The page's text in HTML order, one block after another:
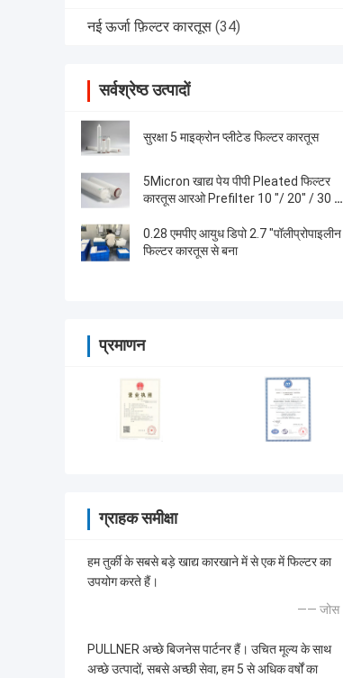
नई ऊर्जा फ़िल्टर कारतूस (34)
सर्वश्रेष्ठ उत्पादों
सुरक्षा 5 माइक्रोन प्लीटेड फिल्टर कारतूस
5Micron खाद्य पेय पीपी Pleated फिल्टर
कारतूस आरओ Prefilter 10 "/ 20" / 30 "/
0.28 एमपीए आयुध डिपो 2.7 "पॉलीप्रोपाइलीन
फिल्टर कारतूस से बना
प्रमाणन
ग्राहक समीक्षा
हम तुर्की के सबसे बड़े खाद्य कारखाने में से एक में फिल्टर का
उपयोग करते हैं।
—— जोस
PULLNER अच्छे बिजनेस पार्टनर हैं। उचित मूल्य के साथ
अच्छे उत्पादों, सबसे अच्छी सेवा, हम 5 से अधिक वर्षों का